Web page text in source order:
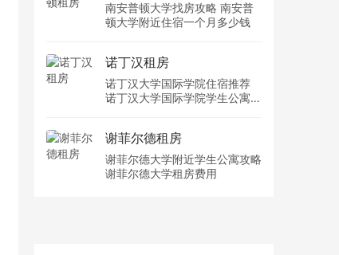
南安普顿大学找房攻略 南安普
顿大学附近住宿一个月多少钱
诺丁汉租房
诺丁汉大学国际学院住宿推荐
诺丁汉大学国际学院学生公寓多
谢菲尔德租房
谢菲尔德大学附近学生公寓攻略
谢菲尔德大学租房费用